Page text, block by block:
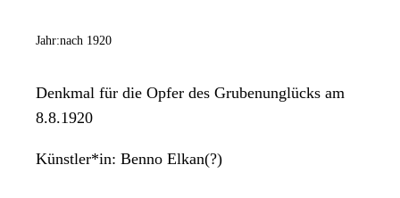
Jahr:nach 1920
Denkmal für die Opfer des Grubenunglücks am
8.8.1920
Künstler*in: Benno Elkan(?)